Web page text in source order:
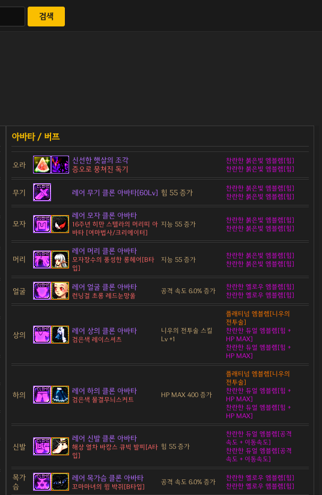
검색
오라
신선한 햇살의 조각
증오로 뭉쳐진 독기
찬란한 붉은빛 엠블렘[힘]
찬란한 붉은빛 엠블렘[힘]
무기 레어 무기 클론 아바타[60Lv] 힘 55 증가
찬란한 붉은빛 엠블렘[힘]
찬란한 붉은빛 엠블렘[힘]
모자
레어 모자 클론 아바타
16주년 히만 스텔라의 머리띠 아
바타 [여마법사/크리에이터]
지능 55 증가
찬란한 붉은빛 엠블렘[힘]
찬란한 붉은빛 엠블렘[힘]
머리
레어 머리 클론 아바타
모자장수의 풍성한 롱헤어[B타
입]
지능 55 증가
찬란한 붉은빛 엠블렘[힘]
찬란한 붉은빛 엠블렘[힘]
얼굴 레어 얼굴 클론 아바타
런닝걸 초롱 레드눈망울
공격 속도 6.0% 증가
찬란한 옐로우 엠블렘[힘]
찬란한 옐로우 엠블렘[힘]
상의 레어 상의 클론 아바타
검은색 레이스셔츠
니우의 전투술 스킬
Lv +1
플래티넘 엠블렘[니우의
전투술]
찬란한 듀얼 엠블렘[힘 +
HP MAX]
찬란한 듀얼 엠블렘[힘 +
HP MAX]
하의 레어 하의 클론 아바타
검은색 물결무늬스커트
HP MAX 400 증가
플래티넘 엠블렘[니우의
전투술]
찬란한 듀얼 엠블렘[힘 +
HP MAX]
찬란한 듀얼 엠블렘[힘 +
HP MAX]
신발
레어 신발 클론 아바타
해상 열차 바캉스 큐빅 발찌[A타
입]
힘 55 증가
찬란한 듀얼 엠블렘[공격
속도 + 이동속도]
찬란한 듀얼 엠블렘[공격
속도 + 이동속도]
목가
슴
레어 목가슴 클론 아바타
꼬마마녀의 윙 박쥐[B타입]
공격 속도 6.0% 증가
찬란한 옐로우 엠블렘[힘]
찬란한 옐로우 엠블렘[힘]